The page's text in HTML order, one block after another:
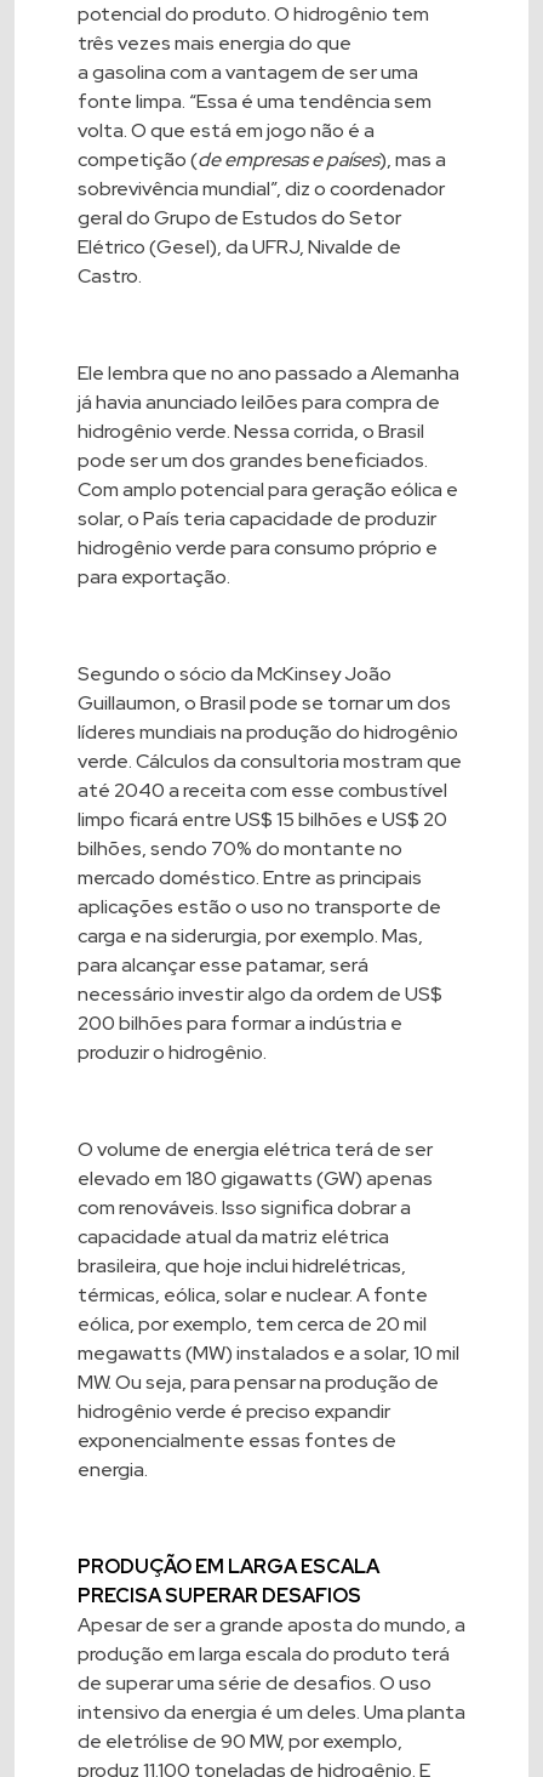
potencial do produto. O hidrogênio tem
três vezes mais energia do que
agasolinacom a vantagem de ser uma
fonte limpa. “Essa é uma tendência sem
volta. O que está em jogo não é a
competição (de empresas e países), mas a
sobrevivência mundial”, diz o coordenador
geral do Grupo de Estudos do Setor
Elétrico (Gesel), daUFRJ, Nivalde de
Castro.
Ele lembra que no ano passado a Alemanha
já havia anunciado leilões para compra de
hidrogênio verde. Nessa corrida, o Brasil
pode ser um dos grandes beneficiados.
Com amplo potencial para geração eólica e
solar, o País teria capacidade de produzir
hidrogênio verde para consumo próprio e
para exportação.
Segundo o sócio da McKinsey João
Guillaumon, o Brasil pode se tornar um dos
líderes mundiais na produção do hidrogênio
verde. Cálculos da consultoria mostram que
até 2040 a receita com esse combustível
limpo ficará entre US$ 15 bilhões e US$ 20
bilhões, sendo 70% do montante no
mercado doméstico. Entre as principais
aplicações estão o uso no transporte de
carga e na siderurgia, por exemplo. Mas,
para alcançar esse patamar, será
necessário investir algo da ordem de US$
200 bilhões para formar a indústria e
produzir o hidrogênio.
O volume de energia elétrica terá de ser
elevado em 180 gigawatts (GW) apenas
com renováveis. Isso significa dobrar a
capacidade atual da matriz elétrica
brasileira, que hoje inclui hidrelétricas,
térmicas, eólica, solar e nuclear. A fonte
eólica, por exemplo, tem cerca de 20 mil
megawatts (MW) instalados e a solar, 10 mil
MW. Ou seja, para pensar na produção de
hidrogênio verde é preciso expandir
exponencialmente essas fontes de
energia.
PRODUÇÃO EM LARGA ESCALA
PRECISA SUPERAR DESAFIOS
Apesar de ser a grande aposta do mundo, a
produção em larga escala do produto terá
de superar uma série de desafios. O uso
intensivo da energia é um deles. Uma planta
de eletrólise de 90 MW, por exemplo,
produz 11.100 toneladas de hidrogênio. E